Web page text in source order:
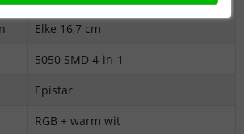
Elke 16,7 cm
5050 SMD 4-in-1
Epistar
RGB + warm wit